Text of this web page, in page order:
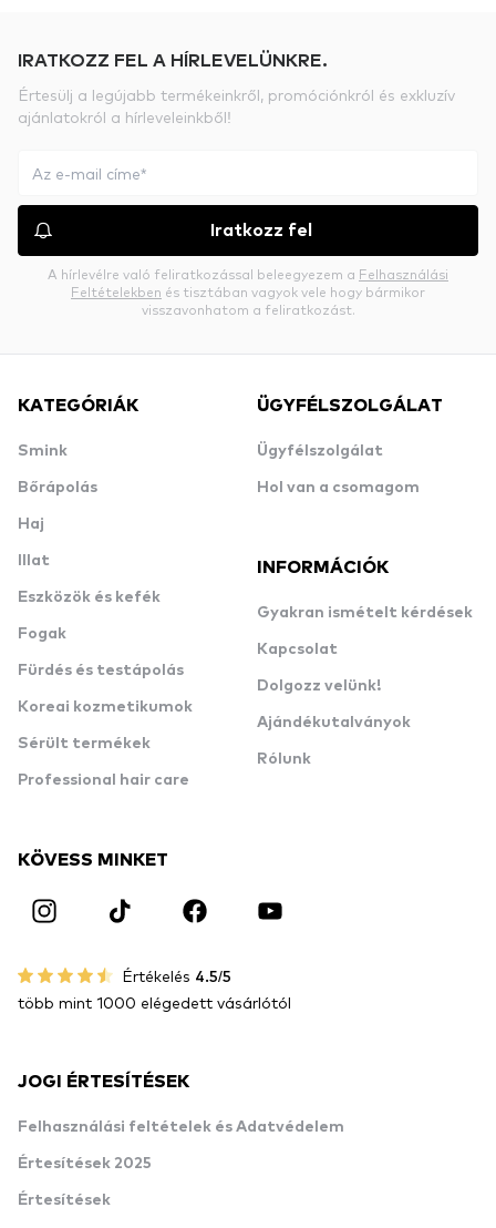
IRATKOZZ FEL A HÍRLEVELÜNKRE.
Értesülj a legújabb termékeinkről, promóciónkról és exkluzív
ajánlatokról a hírleveleinkből!
Iratkozz fel
A hírlevélre való feliratkozással beleegyezem a Felhasználási
Feltételekben és tisztában vagyok vele hogy bármikor
visszavonhatom a feliratkozást.
KATEGÓRIÁK
Smink
Bőrápolás
Haj
Illat
Eszközök és kefék
Fogak
Fürdés és testápolás
Koreai kozmetikumok
Sérült termékek
Professional hair care
ÜGYFÉLSZOLGÁLAT
Ügyfélszolgálat
Hol van a csomagom
INFORMÁCIÓK
Gyakran ismételt kérdések
Kapcsolat
Dolgozz velünk!
Ajándékutalványok
Rólunk
KÖVESS MINKET
Értékelés 4.5/5
több mint 1000 elégedett vásárlótól
JOGI ÉRTESÍTÉSEK
Felhasználási feltételek és Adatvédelem
Értesítések 2025
Értesítések